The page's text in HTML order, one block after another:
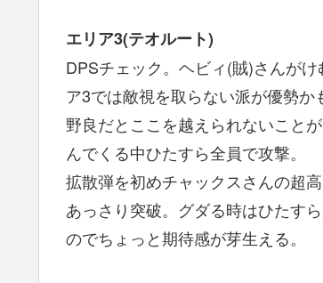
エリア3(テオルート)
DPSチェック。ヘビィ(賊)さんが
ア3では敵視を取らない派が優勢か
野良だとここを越えられないこと
んでくる中ひたすら全員で攻撃。
拡散弾を初めチャックスさんの超
あっさり突破。グダる時はひたす
のでちょっと期待感が芽生える。